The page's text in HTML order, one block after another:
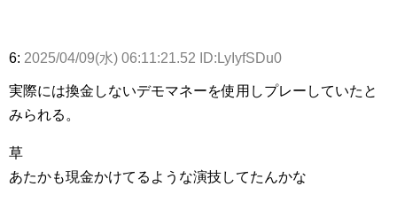
6: 2025/04/09(水) 06:11:21.52 ID:LyIyfSDu0
実際には換金しないデモマネーを使用しプレーしていたと
みられる。
草
あたかも現金かけてるような演技してたんかな